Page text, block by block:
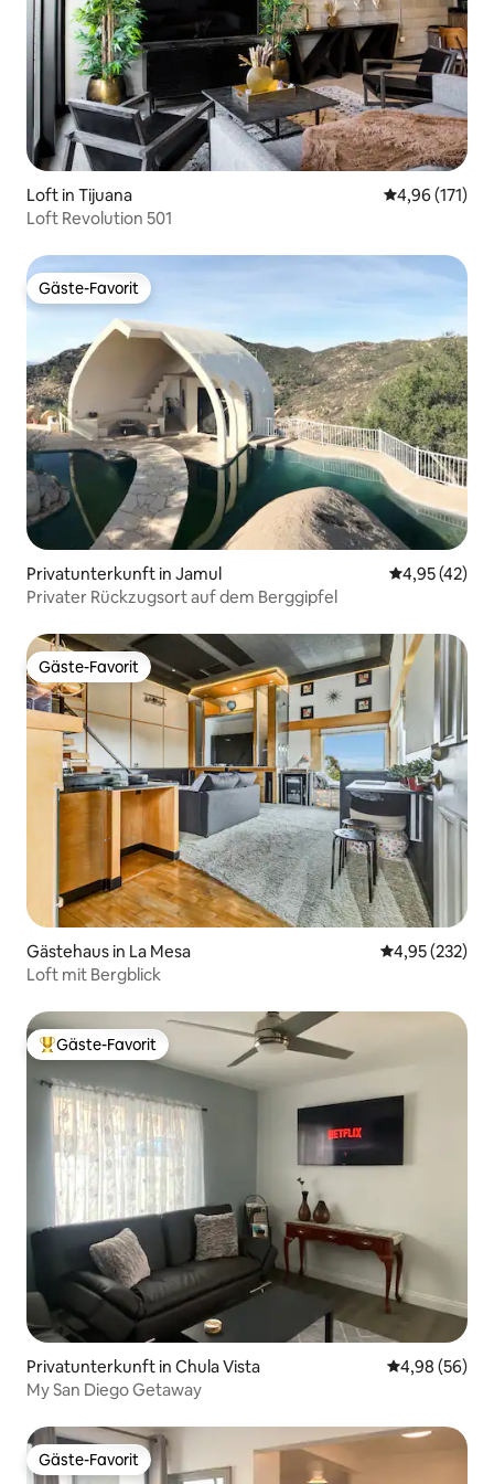
Loft in Tijuana
4,96 (171)
Loft Revolution 501
Gäste-Favorit
Gäste-Favorit
Privatunterkunft in Jamul
4,95 (42)
Privater Rückzugsort auf dem Berggipfel
Gäste-Favorit
Gäste-Favorit
Gästehaus in La Mesa
4,95 (232)
Loft mit Bergblick
Beliebter Gäste-Favorit.
Gäste-Favorit
Privatunterkunft in Chula Vista
4,98 (56)
My San Diego Getaway
Gäste-Favorit
Gäste-Favorit